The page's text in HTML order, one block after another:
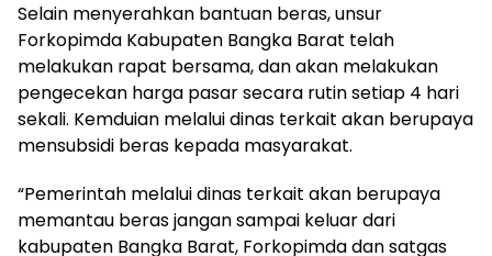
Selain menyerahkan bantuan beras, unsur
Forkopimda Kabupaten Bangka Barat telah
melakukan rapat bersama, dan akan melakukan
pengecekan harga pasar secara rutin setiap 4 hari
sekali. Kemduian melalui dinas terkait akan berupaya
mensubsidi beras kepada masyarakat.
“Pemerintah melalui dinas terkait akan berupaya
memantau beras jangan sampai keluar dari
kabupaten Bangka Barat, Forkopimda dan satgas